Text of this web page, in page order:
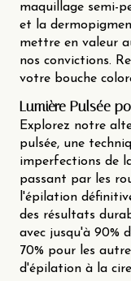
maquillage semi-
et la
mettre en valeur
nos convictions.
votre bouche
Lumière Pulsée
Explorez notre
pulsée, une
imperfections de
passant par les
l'épilation
des résultats
avec jusqu'à 90%
70% pour les
d'épilation à la